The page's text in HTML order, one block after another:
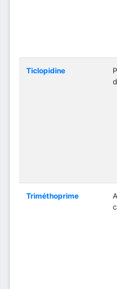
Ticlopidine
Triméthoprime